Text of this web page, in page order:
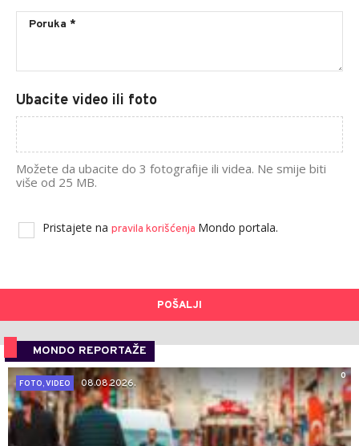
Ubacite video ili foto
Možete da ubacite do 3 fotografije ili videa. Ne smije biti
više od 25 MB.
Pristajete na pravila korišćenja Mondo portala.
POŠALJI
MONDO REPORTAŽE
0
FOTO, VIDEO
08.08.2026.